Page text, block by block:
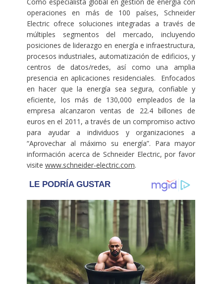
operaciones en más de 100 países, Schneider
Electric ofrece soluciones integradas a través de
múltiples segmentos del mercado, incluyendo
posiciones de liderazgo en energía e infraestructura,
procesos industriales, automatización de edificios, y
centros de datos/redes, así como una amplia
presencia en aplicaciones residenciales. Enfocados
en hacer que la energía sea segura, confiable y
eficiente, los más de 130,000 empleados de la
empresa alcanzaron ventas de 22.4 billones de
euros en el 2011, a través de un compromiso activo
para ayudar a individuos y organizaciones a
“Aprovechar al máximo su energía”. Para mayor
información acerca de Schneider Electric, por favor
visite www.schneider-electric.com.